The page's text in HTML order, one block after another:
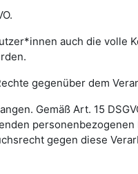
auch die volle
gegenüber dem
Gemäß Art. 15
personenbezogenen
gegen diese